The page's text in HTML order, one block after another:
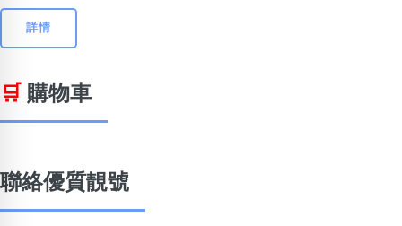
詳情
🛒 購物車
聯絡優質靚號